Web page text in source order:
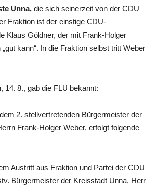
Unna, die sich seinerzeit von der CDU
Fraktion ist der einstige CDU-
Klaus Göldner, der mit Frank-Holger
kann“. In die Fraktion selbst tritt Weber
14. 8., gab die FLU bekannt:
2. stellvertretenden Bürgermeister der
Frank-Holger Weber, erfolgt folgende
Austritt aus Fraktion und Partei der CDU
Bürgermeister der Kreisstadt Unna, Herr